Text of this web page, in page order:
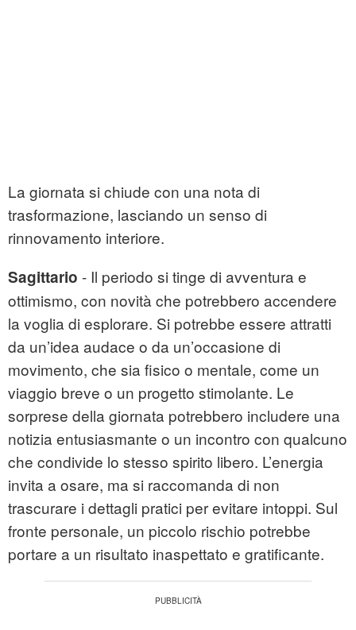
La giornata si chiude con una nota di
trasformazione, lasciando un senso di
rinnovamento interiore.
Sagittario - Il periodo si tinge di avventura e
ottimismo, con novità che potrebbero accendere
la voglia di esplorare. Si potrebbe essere attratti
da un’idea audace o da un’occasione di
movimento, che sia fisico o mentale, come un
viaggio breve o un progetto stimolante. Le
sorprese della giornata potrebbero includere una
notizia entusiasmante o un incontro con qualcuno
che condivide lo stesso spirito libero. L’energia
invita a osare, ma si raccomanda di non
trascurare i dettagli pratici per evitare intoppi. Sul
fronte personale, un piccolo rischio potrebbe
portare a un risultato inaspettato e gratificante.